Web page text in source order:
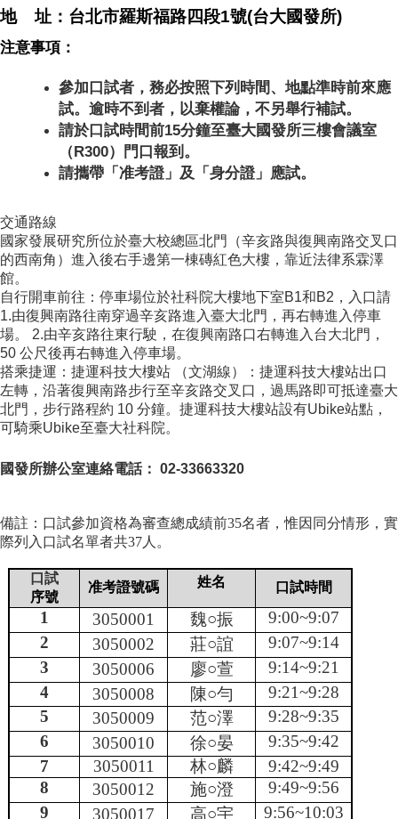
碩
士
班
研
究
家
發
展
研
究
期
刊
口
專
所
學
地 址：台北市羅斯福路四段1號(台大國發所)
注意事項：
參加口試者，務必按照下列時間、地點準時前來應
試。逾時不到者，以棄權論，不另舉行補試。
請於口試時間前15分鐘至臺大國發所三樓會議室
（R300）門口報到。
請攜帶「准考證」及「身分證」應試。
交通路線
國家發展研究所位於臺大校總區北門（辛亥路與復興南路交叉口
的西南角）進入後右手邊第一棟磚紅色大樓，靠近法律系霖澤
館。
自行開車前往：停車場位於社科院大樓地下室B1和B2，入口請
1.由復興南路往南穿過辛亥路進入臺大北門，再右轉進入停車
場。 2.由辛亥路往東行駛，在復興南路口右轉進入台大北門，
50 公尺後再右轉進入停車場。
搭乘捷運：捷運科技大樓站 （文湖線）：捷運科技大樓站出口
左轉，沿著復興南路步行至辛亥路交叉口，過馬路即可抵達臺大
北門，步行路程約 10 分鐘。捷運科技大樓站設有Ubike站點，
可騎乘Ubike至臺大社科院。
國發所辦公室連絡電話： 02-33663320
備註：口試參加資格為審查總成績前35名者，惟因同分情形，實
際列入口試名單者共37 人。
口試
序號
准考證號碼 姓名 口試時間
1 3050001 魏○振
9:00~9:07
2
3050002 莊○誼
9:07~9:14
3
3050006 廖○萱
9:14~9:21
4
3050008 陳○勻
9:21~9:28
5
3050009 范○澤
9:28~9:35
6
3050010 徐○晏
9:35~9:42
7
3050011 林○麟
9:42~9:49
8
3050012 施○澄
9:49~9:56
9
3050017 高○宇
9:56~10:03